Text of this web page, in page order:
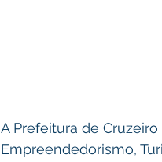
A Prefeitura de
Empreendedorismo,